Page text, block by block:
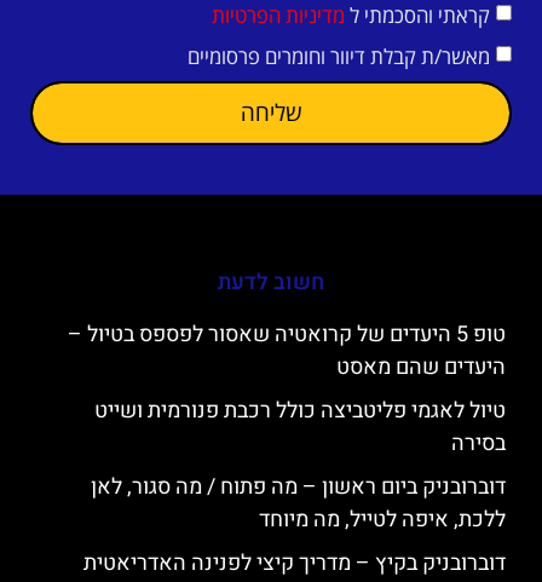
קראתי והסכמתי ל מדיניות הפרטיות
מאשר/ת קבלת דיוור וחומרים פרסומיים
שליחה
חשוב לדעת
טופ 5 היעדים של קרואטיה שאסור לפספס בטיול –
היעדים שהם מאסט
טיול לאגמי פליטביצה כולל רכבת פנורמית ושייט
בסירה
דוברובניק ביום ראשון – מה פתוח / מה סגור, לאן
ללכת, איפה לטייל, מה מיוחד
דוברובניק בקיץ – מדריך קיצי לפנינה האדריאטית